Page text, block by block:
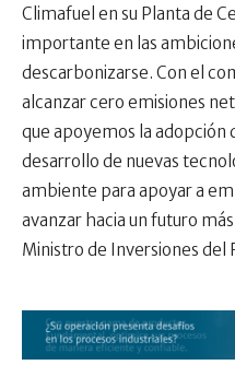
Climafuel en su Planta de
importante en las
descarbonizarse. Con el
alcanzar cero emisiones
que apoyemos la adopción
desarrollo de nuevas
ambiente para apoyar a
avanzar hacia un futuro
Ministro de Inversiones del